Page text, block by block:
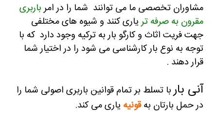
مشاوران تخصصی ما می توانند شما را در امر باربری
مقرون به صرفه تر یاری کنند و شیوه های مختلفی
جهت فریت اثاث و کارگو بار به ترکیه وجود دارد که با
توجه به نوع بار کارشناسی می شود را در اختیار شما
قرار دهند .
آنی باربا تسلط بر تمام قوانین باربری اصولی شما را
در حمل بارتان بهقونیه یاری می کند.